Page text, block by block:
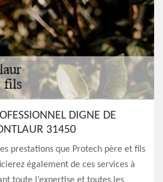
DIGNE DE
31450
prestations que Protech père et fils
également de ces services à